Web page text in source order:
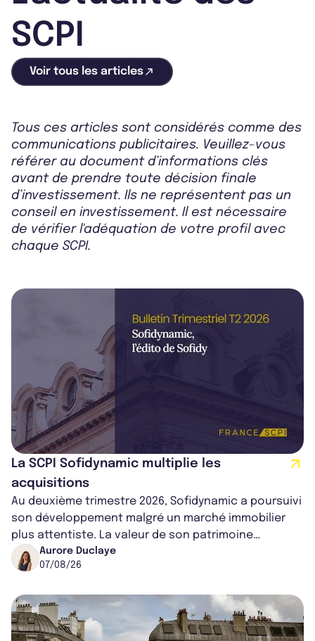
SCPI
Voir tous les articles
Tous ces articles sont considérés comme des
communications publicitaires. Veuillez-vous
référer au document d’informations clés
avant de prendre toute décision finale
d’investissement. Ils ne représentent pas un
conseil en investissement. Il est nécessaire
de vérifier l'adéquation de votre profil avec
chaque SCPI.
La SCPI Sofidynamic multiplie les
acquisitions
Au deuxième trimestre 2026, Sofidynamic a poursuivi
son développement malgré un marché immobilier
plus attentiste. La valeur de son patrimoine
progresse de 3,8% à périmètre constan...
Aurore Duclaye
07/08/26